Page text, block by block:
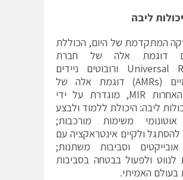
ליבה
המתקדמת של היום, הכוללת
דוגמת אלה של חברת
Universal Robots ורובוטים ניידים
אוטונומיים (AMRs) דוגמת אלה של
חברת האחרות MIR, מוגדרת על ידי
ליבה: היכולת ללמוד ולבצע
אוטונומי משימות מורכבות;
להסתגל ולקיים אינטראקציה עם
וסביבות משתנות;
לנווט ולפעול בבטחה בסביבות
בעולם האמיתי.